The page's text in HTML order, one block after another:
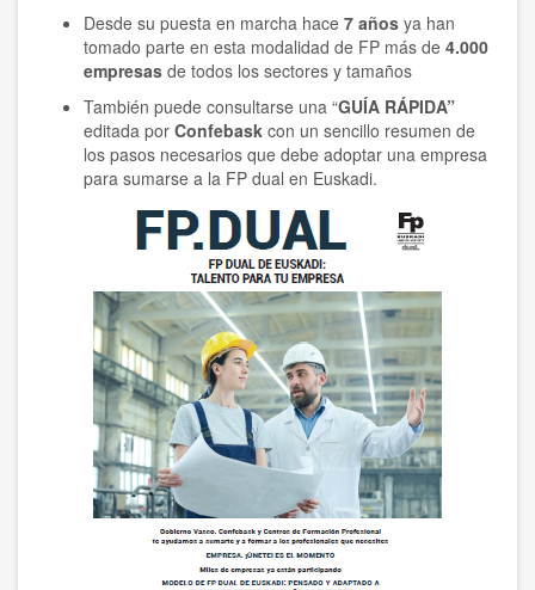
Desde su puesta en marcha hace 7 años ya han
tomado parte en esta modalidad de FP más de 4.000
empresas de todos los sectores y tamaños
También puede consultarse una “GUÍA RÁPIDA”
editada por Confebask con un sencillo resumen de
los pasos necesarios que debe adoptar una empresa
para sumarse a la FP dual en Euskadi.